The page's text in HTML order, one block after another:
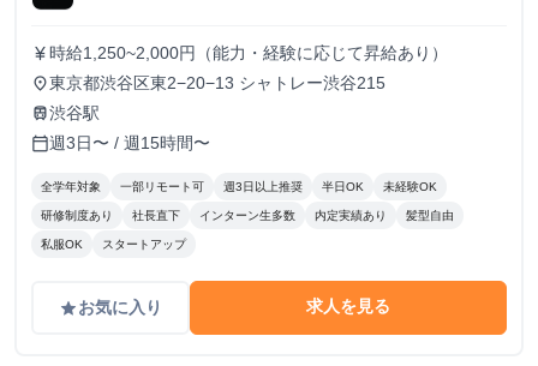
currency_yen 時給1,250~2,000円（能力・経験に応じて昇給あり）
place東京都渋谷区東2−20−13 シャトレー渋谷215
train渋谷駅
calendar_today週3日〜 / 週15時間〜
全学年対象 一部リモート可 週3日以上推奨 半日OK 未経験OK
研修制度あり 社長直下 インターン生多数 内定実績あり 髪型自由
私服OK スタートアップ
gradeお気に入り 求人を見る